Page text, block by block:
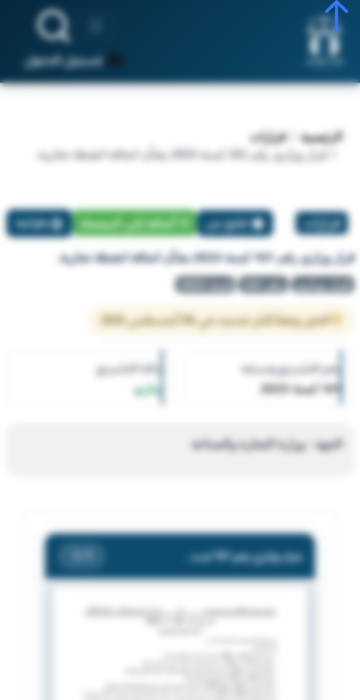
تسجيل الدخول
الرئيسية
قرارات
قرار وزاري رقم 161 لسنة 2023 بشأن اضافة انشطة تجارية.
قرارات تبليغ عن أضافة إلي المفضلة طباعة
قرار وزاري رقم 161 لسنة 2023 بشأن اضافة انشطة تجارية.
قرار وزاري رقم 161 لسنة 2023
النص وفقاً لآخر تحديث في 06 أغسطس 2026
رقم التشريع وسنته
161 لسنة 2023
حالة التشريع
ساري
الجهة : وزارة التجارة والصناعة
قرار وزاري رقم 161 لسنة 2023 بشأن اضافة انشطة تجارية.